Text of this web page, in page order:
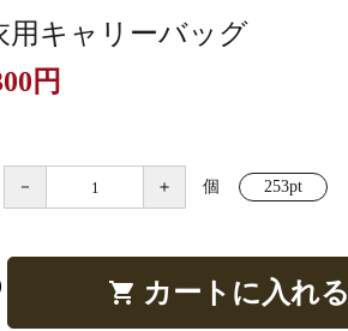
得度・中仏用品
仏具 讃佛歌掛図
用キャリーバッグ
円
－ ＋ 個 253pt
shopping_cart カートに入れる